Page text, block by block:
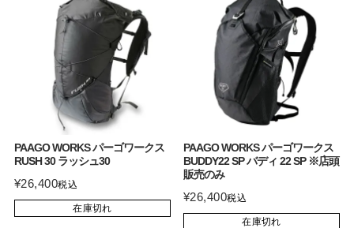
PAAGO WORKS パーゴワークス
RUSH 30 ラッシュ30
¥26,400税込
在庫切れ
PAAGO WORKS パーゴワークス
BUDDY22 SP バディ 22 SP ※店頭
販売のみ
¥26,400税込
在庫切れ